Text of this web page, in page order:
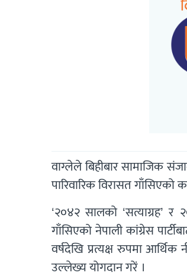
वाग्लेले बिहीबार सामाजिक
पारिवारिक विरासत गाँसिएको
‘२०४२ सालको ‘सत्याग्रह’
गाँसिएको नेपाली कांग्रेस
वर्षदेखि प्रत्यक्ष रुपमा आर्थिक
उल्लेख्य योगदान गरें ।